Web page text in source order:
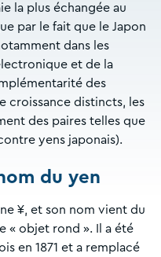
la plus échangée au
par le fait que le Japon
dans les
et de la
des
croissance distincts, les
des paires telles que
yens japonais).
du yen
¥, et son nom vient du
« objet rond ». Il a été
en 1871 et a remplacé